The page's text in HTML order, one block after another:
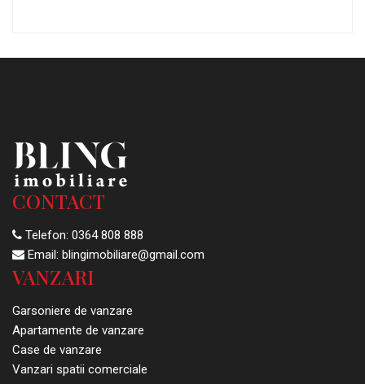
CONTACT
Telefon: 0364 808 888
Email: blingimobiliare@gmail.com
VANZARI
Garsoniere de vanzare
Apartamente de vanzare
Case de vanzare
Vanzari spatii comerciale